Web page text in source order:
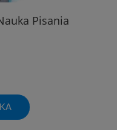
Pisania